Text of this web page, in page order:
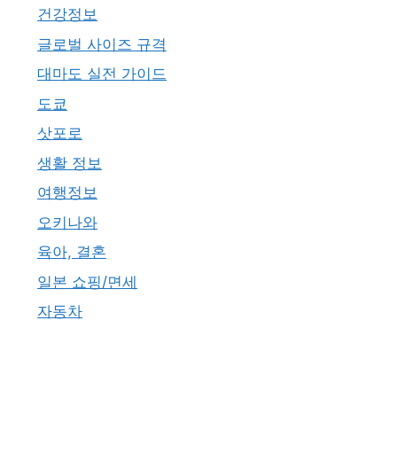
건강정보
글로벌 사이즈 규격
대마도 실전 가이드
도쿄
삿포로
생활 정보
여행정보
오키나와
육아, 결혼
일본 쇼핑/면세
자동차